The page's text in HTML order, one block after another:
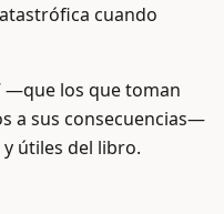
cuando
—que los que toman
a sus consecuencias—
útiles del libro.